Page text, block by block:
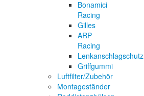
Bonamici
Racing
Gilles
ARP
Racing
Lenkanschlagschutz
Griffgummi
Luftfilter/Zubehör
Montageständer